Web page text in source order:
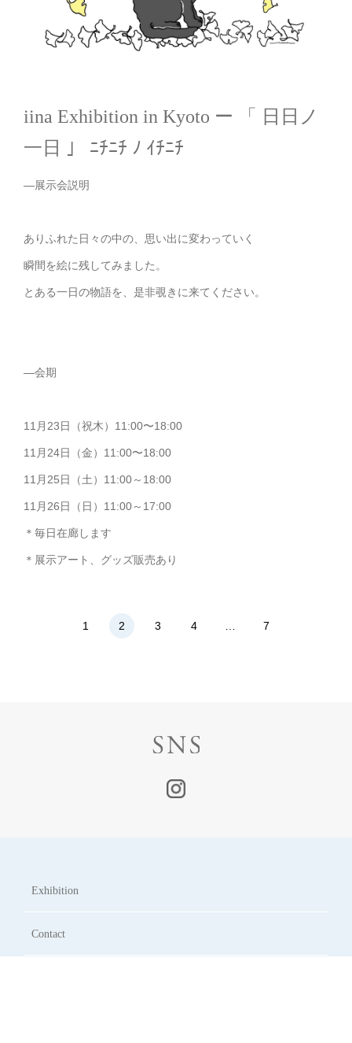
iina Exhibition in Kyoto ー 「 日日ノ
一日 」 ﾆﾁﾆﾁ ﾉ ｲﾁﾆﾁ
—展示会説明
ありふれた日々の中の、思い出に変わっていく
瞬間を絵に残してみました。
とある一日の物語を、是非覗きに来てください。
—会期
11月23日（祝木）11:00〜18:00
11月24日（金）11:00〜18:00
11月25日（土）11:00～18:00
11月26日（日）11:00～17:00
＊毎日在廊します
＊展示アート、グッズ販売あり
1 2 3 4 7
Exhibition
Contact